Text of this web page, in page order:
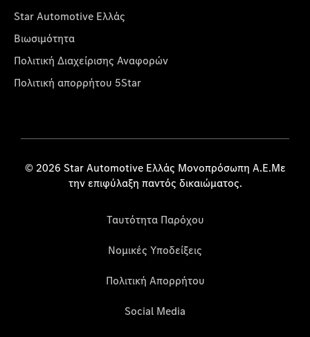
Star Automotive Ελλάς
Βιωσιμότητα
Πολιτική Διαχείρισης Αναφορών
Πολιτική απορρήτου 5Star
© 2026 Star Automotive Ελλάς Μονοπρόσωπη Α.Ε.Με
την επιφύλαξη παντός δικαιώματος.
Ταυτότητα Παρόχου
Νομικές Υποδείξεις
Πολιτική Απορρήτου
Social Media